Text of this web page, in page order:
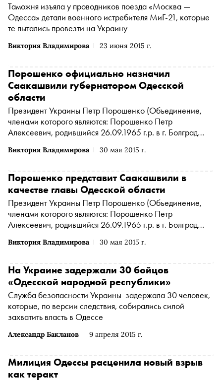
Виктория Владимирова 23 июня 2015 г.
Таможня изъяла у проводников поезда «Москва —
Одесса» детали военного истребителя МиГ-21, которые
те пытались провезти на Украину
Виктория Владимирова 30 мая 2015 г.
Порошенко официально назначил
Саакашвили губернатором Одесской
области
Президент Украины Петр Порошенко (Объединение,
членами которого являются: Порошенко Петр
Алексеевич, родившийся 26.09.1965 г.р. в г. Болград
Алексей Петрович, родившийся 06.03.1985 г.р. в г.
родившийся 31.05.1967 г.р. в г. Санкт-Петербурге
запрещен на территории России *)официально
представил бывшего президента Грузии Михаила
Саакашвили в качестве губернатора Одесской области
Виктория Владимирова 30 мая 2015 г.
Порошенко представит Саакашвили в
качестве главы Одесской области
Президент Украины Петр Порошенко (Объединение,
членами которого являются: Порошенко Петр
Алексеевич, родившийся 26.09.1965 г.р. в г. Болград
Алексей Петрович, родившийся 06.03.1985 г.р. в г.
родившийся 31.05.1967 г.р. в г. Санкт-Петербурге
запрещен на территории России*)30 мая отправится в
рабочую поездку в Одесскую область для представления
нового руководителя региона
Александр Бакланов 9 апреля 2015 г.
На Украине задержали 30 бойцов
«Одесской народной республики»
Служба безопасности Украины задержала 30 человек,
которые, по версии следствия, собирались силой
захватить власть в Одессе
Милиция Одессы расценила новый взрыв
как теракт